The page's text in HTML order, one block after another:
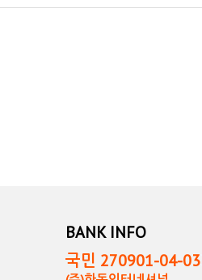
BANK INFO
국민 270901-04-